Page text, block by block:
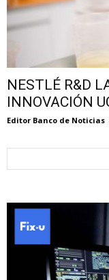
NESTLÉ R&D
INNOVACIÓN
Editor Banco de Noticias